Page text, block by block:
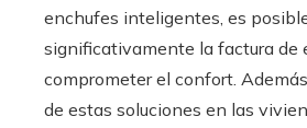
enchufes inteligentes, es
significativamente la factura de
comprometer el confort.
de estas soluciones en las